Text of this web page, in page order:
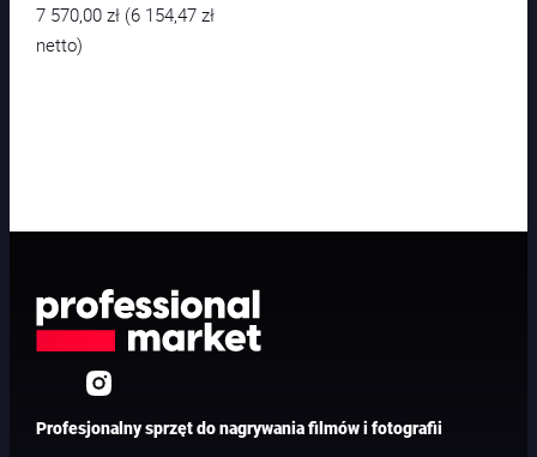
7 570,00zł (6 154,47zł
netto)
Profesjonalny sprzęt do nagrywania filmów i fotografii